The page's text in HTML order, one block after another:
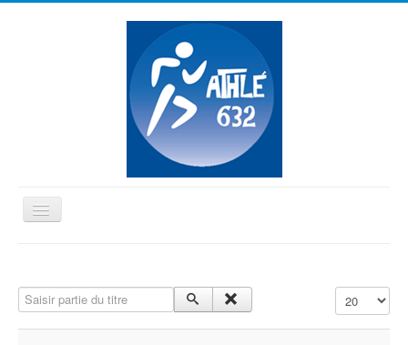
Basculer
la
Vous êtes ici : Accueil Benjamins-Minimes
Saisir partie du titre Affichage #